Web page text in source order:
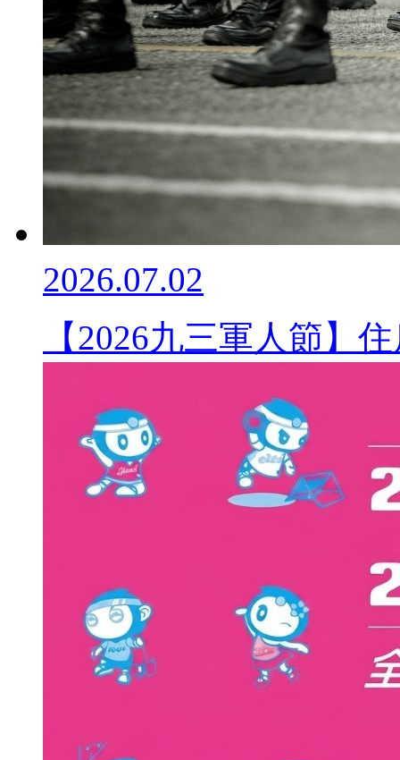
2026.07.02
【2026九三軍人節】